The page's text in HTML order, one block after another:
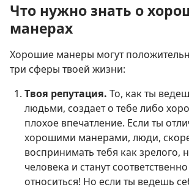
Что нужно знать о
манерах
Хорошие манеры могут
три сферы твоей жизни:
Твоя репутация. То, как ты
людьми, создает о тебе либо
плохое впечатление. Если ты
хорошими манерами, люди,
воспринимать тебя как зрелого,
человека и станут
относиться! Но если ты ведешь